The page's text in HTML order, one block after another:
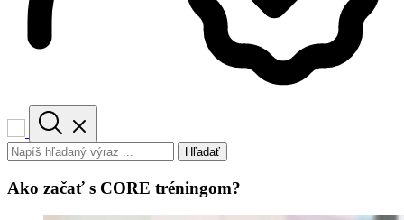
Hľadať
Ako začať s CORE tréningom?